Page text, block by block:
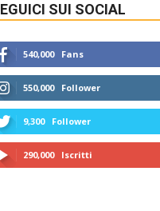
SUI SOCIAL
540,000 Fans
550,000 Follower
9,300 Follower
290,000 Iscritti